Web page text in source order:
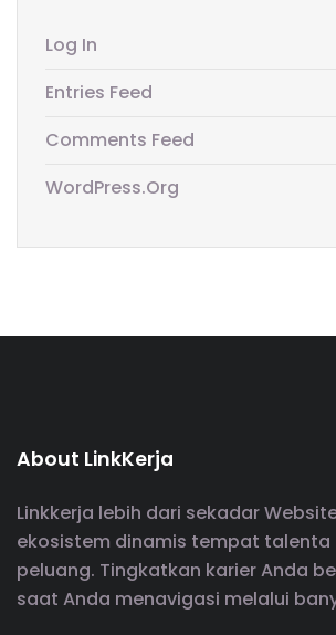
Log In
Entries Feed
Comments Feed
WordPress.org
About LinkKerja
Linkkerja lebih dari sekadar
ekosistem dinamis tempat talenta
peluang. Tingkatkan karier Anda
saat Anda menavigasi melalui